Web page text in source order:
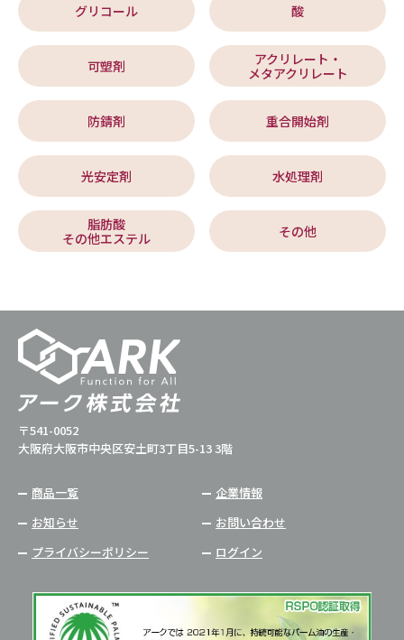
グリコール 酸
可塑剤
アクリレート・
メタアクリレート
防錆剤 重合開始剤
光安定剤 水処理剤
脂肪酸
その他エステル
その他
〒541-0052
大阪府大阪市中央区安土町3丁目5-13 3階
商品一覧
企業情報
お知らせ
お問い合わせ
プライバシーポリシー
ログイン